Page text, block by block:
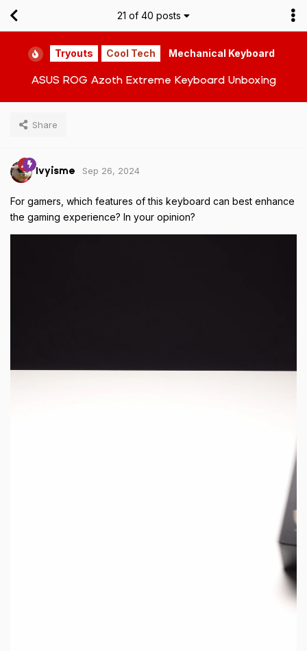
Tryouts Cool Tech Mechanical Keyboard
ASUS ROG Azoth Extreme Keyboard Unboxing
Share
21 of 40 posts
Ivyisme Sep 26, 2024
For gamers, which features of this keyboard can best enhance
the gaming experience? In your opinion?